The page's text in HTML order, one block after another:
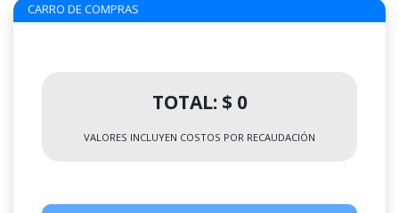
CARRO DE COMPRAS
TOTAL: $ 0
VALORES INCLUYEN COSTOS POR RECAUDACIÓN